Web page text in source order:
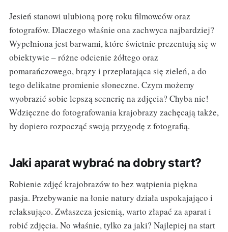
Jesień stanowi ulubioną porę roku filmowców oraz
fotografów. Dlaczego właśnie ona zachwyca najbardziej?
Wypełniona jest barwami, które świetnie prezentują się w
obiektywie – różne odcienie żółtego oraz
pomarańczowego, brązy i przeplatająca się zieleń, a do
tego delikatne promienie słoneczne. Czym możemy
wyobrazić sobie lepszą scenerię na zdjęcia? Chyba nie!
Wdzięczne do fotografowania krajobrazy zachęcają także,
by dopiero rozpocząć swoją przygodę z fotografią.
Jaki aparat wybrać na dobry start?
Robienie zdjęć krajobrazów to bez wątpienia piękna
pasja. Przebywanie na łonie natury działa uspokajająco i
relaksująco. Zwłaszcza jesienią, warto złapać za aparat i
robić zdjęcia. No właśnie, tylko za jaki? Najlepiej na start